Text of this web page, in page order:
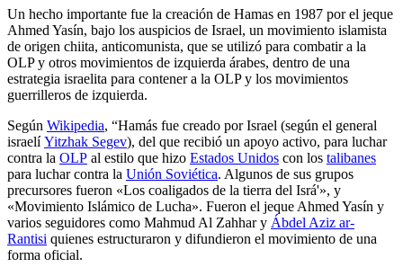
Un hecho importante fue la creación de Hamas en 1987 por el jeque
Ahmed Yasín, bajo los auspicios de Israel, un movimiento islamista
de origen chiita, anticomunista, que se utilizó para combatir a la
OLP y otros movimientos de izquierda árabes, dentro de una
estrategia israelita para contener a la OLP y los movimientos
guerrilleros de izquierda.
Según Wikipedia, “Hamás fue creado por Israel (según el general
israelíYitzhak Segev), del que recibió un apoyo activo, para luchar
contra la OLP al estilo que hizo Estados Unidos con los talibanes
para luchar contra la Unión Soviética. Algunos de sus grupos
precursores fueron «Los coaligados de la tierra del Isrá'», y
«Movimiento Islámico de Lucha». Fueron el jeque Ahmed Yasín y
varios seguidores como Mahmud Al Zahhar y Ábdel Aziz ar-
Rantisi quienes estructuraron y difundieron el movimiento de una
forma oficial.